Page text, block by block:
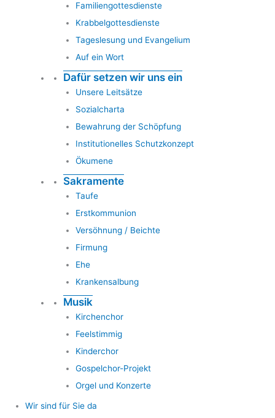
Familiengottesdienste
Krabbelgottesdienste
Tageslesung und Evangelium
Auf ein Wort
Dafür setzen wir uns ein
Unsere Leitsätze
Sozialcharta
Bewahrung der Schöpfung
Institutionelles Schutzkonzept
Ökumene
Sakramente
Taufe
Erstkommunion
Versöhnung / Beichte
Firmung
Ehe
Krankensalbung
Musik
Kirchenchor
Feelstimmig
Kinderchor
Gospelchor-Projekt
Orgel und Konzerte
Wir sind für Sie da